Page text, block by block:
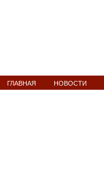
ГЛАВНАЯ НОВОСТИ